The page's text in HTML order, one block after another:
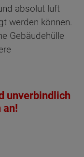
absolut luft-
werden können.
Gebäudehülle
unverbindlich
an!